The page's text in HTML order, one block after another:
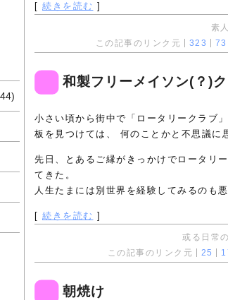
[ 続きを読む ]
素
この記事のリンク元
323 73
和製フリーメイソン(？)
小さい頃から街中で「ロータリークラブ
板を見つけては、 何のことかと不思議に
先日、とあるご縁がきっかけでロータリ
てきた。
人生たまには別世界を経験してみるのも悪
[ 続きを読む ]
或る日常
この記事のリンク元
25
朝焼け